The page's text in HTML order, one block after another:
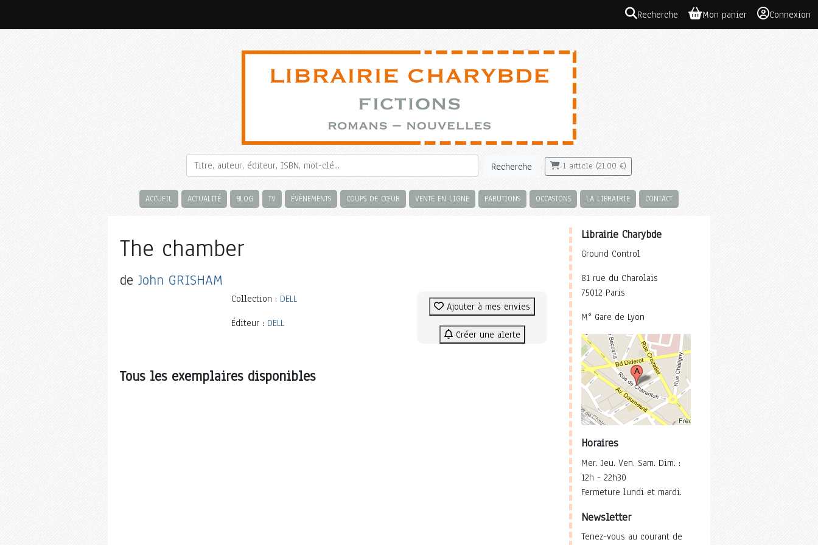
Recherche Mon panier Connexion
Recherche 1 article (21,00 €)
ACCUEIL ACTUALITÉ BLOG TV ÉVÈNEMENTS COUPS DE CŒUR VENTE EN LIGNE PARUTIONS OCCASIONS LA LIBRAIRIE CONTACT
The chamber
de John GRISHAM
Collection : DELL
Éditeur : DELL
Ajouter à mes envies
Créer une alerte
Tous les exemplaires disponibles
Librairie Charybde
Ground Control
81 rue du Charolais
75012 Paris
M° Gare de Lyon
Horaires
Mer. Jeu. Ven. Sam. Dim. :
12h - 22h30
Fermeture lundi et mardi.
Newsletter
Tenez-vous au courant de